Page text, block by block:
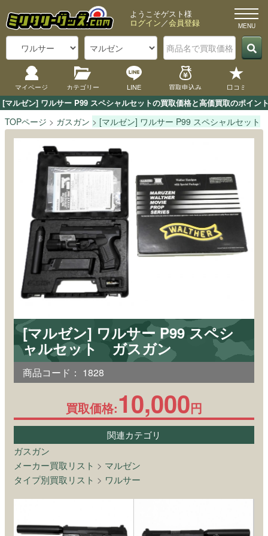
[マルゼン] ワルサー P99 スペシャルセットの買取価格と高価買取のポイ
ようこそゲスト様
ログイン／会員登録
マイページ カテゴリー LINE 買取申込み 口コミ
TOPページ ガスガン [マルゼン] ワルサー P99 スペシャルセット
[マルゼン] ワルサー P99 スペシ
ャルセット ガスガン
商品コード： 1828
買取価格:10,000円
関連カテゴリ
ガスガン
メーカー買取リスト > マルゼン
タイプ別買取リスト > ワルサー